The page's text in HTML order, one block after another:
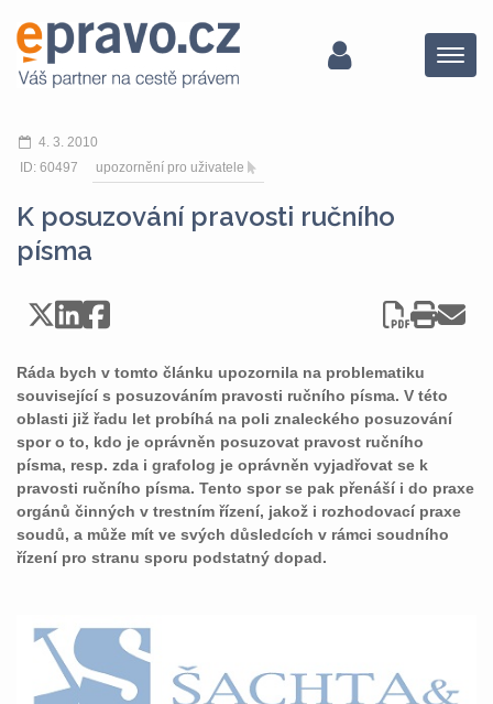
Menu
4. 3. 2010
ID: 60497
upozornění pro uživatele
K posuzování pravosti ručního
písma
Ráda bych v tomto článku upozornila na problematiku
související s posuzováním pravosti ručního písma. V této
oblasti již řadu let probíhá na poli znaleckého posuzování
spor o to, kdo je oprávněn posuzovat pravost ručního
písma, resp. zda i grafolog je oprávněn vyjadřovat se k
pravosti ručního písma. Tento spor se pak přenáší i do praxe
orgánů činných v trestním řízení, jakož i rozhodovací praxe
soudů, a může mít ve svých důsledcích v rámci soudního
řízení pro stranu sporu podstatný dopad.